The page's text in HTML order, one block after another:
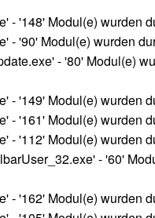
- '148' Modul(e) wurden
- '90' Modul(e) wurden
- '80' Modul(e)
- '149' Modul(e) wurden
- '161' Modul(e) wurden
- '112' Modul(e) wurden
- '60'
- '162' Modul(e) wurden